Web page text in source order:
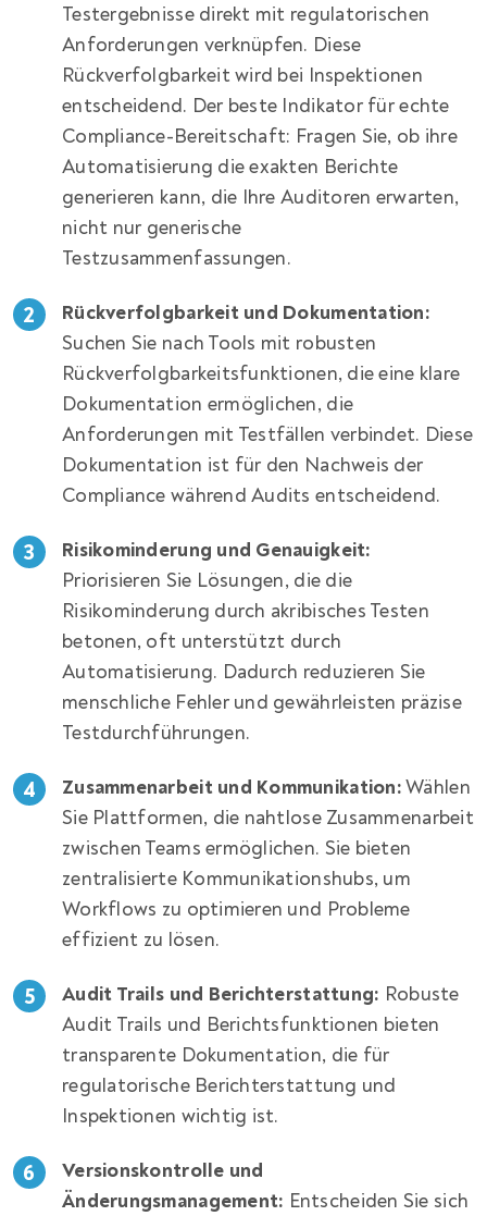
Testergebnisse direkt mit regulatorischen
Anforderungen verknüpfen. Diese
Rückverfolgbarkeit wird bei Inspektionen
entscheidend. Der beste Indikator für echte
Compliance-Bereitschaft: Fragen Sie, ob ihre
Automatisierung die exakten Berichte
generieren kann, die Ihre Auditoren erwarten,
nicht nur generische
Testzusammenfassungen.
Rückverfolgbarkeit und Dokumentation:
Suchen Sie nach Tools mit robusten
Rückverfolgbarkeitsfunktionen, die eine klare
Dokumentation ermöglichen, die
Anforderungen mit Testfällen verbindet. Diese
Dokumentation ist für den Nachweis der
Compliance während Audits entscheidend.
Risikominderung und Genauigkeit:
Priorisieren Sie Lösungen, die die
Risikominderung durch akribisches Testen
betonen, oft unterstützt durch
Automatisierung. Dadurch reduzieren Sie
menschliche Fehler und gewährleisten präzise
Testdurchführungen.
Zusammenarbeit und Kommunikation:Wählen
Sie Plattformen, die nahtlose Zusammenarbeit
zwischen Teams ermöglichen. Sie bieten
zentralisierte Kommunikationshubs, um
Workflows zu optimieren und Probleme
effizient zu lösen.
Audit Trails und Berichterstattung: Robuste
Audit Trails und Berichtsfunktionen bieten
transparente Dokumentation, die für
regulatorische Berichterstattung und
Inspektionen wichtig ist.
Versionskontrolle und
Änderungsmanagement: Entscheiden Sie sich